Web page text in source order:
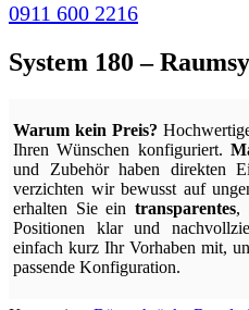
0911 600 2216
System 180 –
Warum kein Preis?
Ihren Wünschen konfiguriert.
und Zubehör haben direkten
verzichten wir bewusst auf
erhalten Sie eintransparentes,
Positionen klar und
einfach kurz Ihr Vorhaben mit,
passende Konfiguration.